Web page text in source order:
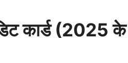
कार्ड (2025 के